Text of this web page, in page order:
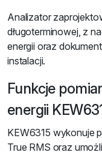
Analizator
długoterminowej, z
energii oraz
instalacji.
Funkcje
energii
KEW6315 wykonuje
True RMS oraz